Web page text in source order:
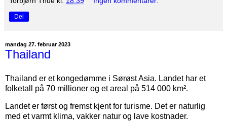
Del
mandag 27. februar 2023
Thailand
Thailand er et kongedømme i Sørøst Asia. Landet har et
folketall på 70 millioner og et areal på 514 000 km².
Landet er først og fremst kjent for turisme. Det er naturlig
med et varmt klima, vakker natur og lave kostnader.